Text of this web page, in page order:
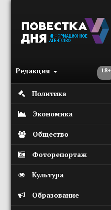
18+
Редакция
Политика
Экономика
Общество
Фоторепортаж
Культура
Образование